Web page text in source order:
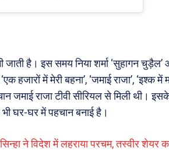
जाती है। इस समय निया शर्मा ‘सुहागन
में मेरी बहना’, ‘जमाई राजा’, ‘इश्क में
राजा टीवी सीरियल से मिली थी। इसके
भी घर-घर में पहचान बनाई है।
ने विदेश में लहराया परचम, तस्वीर शेयर